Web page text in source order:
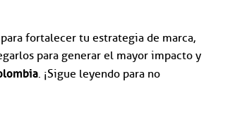
fortalecer tu estrategia de marca,
para generar el mayor impacto y
. ¡Sigue leyendo para no